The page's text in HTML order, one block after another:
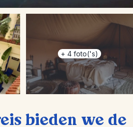
+ 4 foto('s)
bieden we de